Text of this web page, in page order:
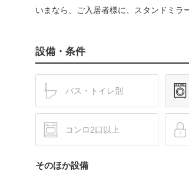
いまなら、ご入居者様に、スタンドミラ
設備・条件
バス・トイレ別
コンロ2口以上
そのほか設備